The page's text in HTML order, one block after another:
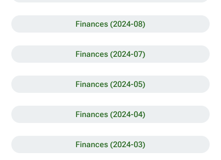
Finances (2024-08)
Finances (2024-07)
Finances (2024-05)
Finances (2024-04)
Finances (2024-03)